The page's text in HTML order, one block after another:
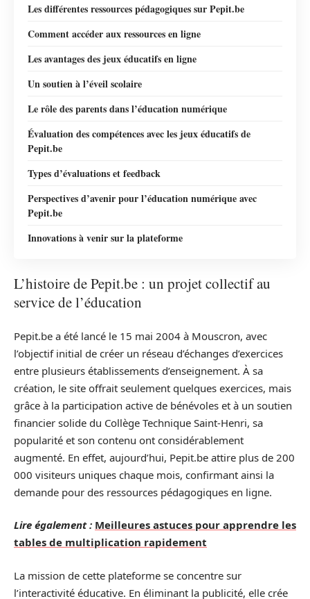
Les différentes ressources pédagogiques sur Pepit.be
Comment accéder aux ressources en ligne
Les avantages des jeux éducatifs en ligne
Un soutien à l’éveil scolaire
Le rôle des parents dans l’éducation numérique
Évaluation des compétences avec les jeux éducatifs de
Pepit.be
Types d’évaluations et feedback
Perspectives d’avenir pour l’éducation numérique avec
Pepit.be
Innovations à venir sur la plateforme
L’histoire de Pepit.be : un projet collectif au
service de l’éducation
Pepit.be a été lancé le 15 mai 2004 à Mouscron, avec
l’objectif initial de créer un réseau d’échanges d’exercices
entre plusieurs établissements d’enseignement. À sa
création, le site offrait seulement quelques exercices, mais
grâce à la participation active de bénévoles et à un soutien
financier solide du Collège Technique Saint-Henri, sa
popularité et son contenu ont considérablement
augmenté. En effet, aujourd’hui, Pepit.be attire plus de 200
000 visiteurs uniques chaque mois, confirmant ainsi la
demande pour des ressources pédagogiques en ligne.
Lire également : Meilleures astuces pour apprendre les
tables de multiplication rapidement
La mission de cette plateforme se concentre sur
l’interactivité éducative. En éliminant la publicité, elle crée